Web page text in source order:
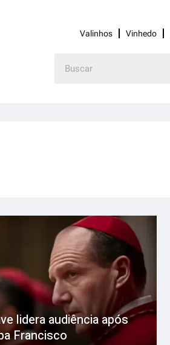
Valinhos Vinhedo
lidera audiência após
Francisco